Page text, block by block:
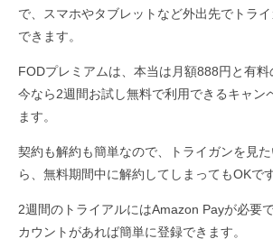
で、スマホやタブレットなど外出先でトラ
できます。
FODプレミアムは、本当は月額888円と有料
今なら2週間お試し無料で利用できるキャン
ます。
契約も解約も簡単なので、トライガンを見
ら、無料期間中に解約してしまってもOKです
2週間のトライアルにはAmazon Payが必要
カウントがあれば簡単に登録できます。